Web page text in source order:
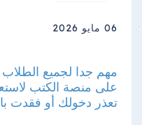
06 مايو 2026
مهم جدا لجميع
على منصة الكتب
تعذر دخولك أو فقدت